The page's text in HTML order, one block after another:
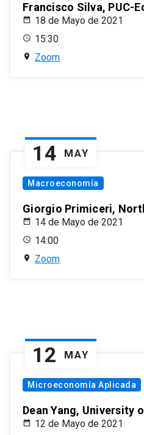
Francisco Silva, PUC-
18 de Mayo de 2021
15:30
Zoom
14 MAY
Macroeconomía
Giorgio Primiceri,
14 de Mayo de 2021
14:00
Zoom
12 MAY
Microeconomía Aplicada
Dean Yang, University
12 de Mayo de 2021